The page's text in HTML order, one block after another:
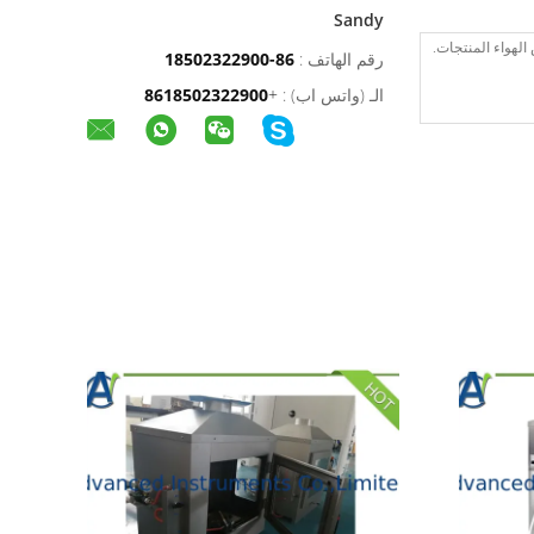
Sandy
رقم الهاتف : 86-18502322900
الـ (واتس اب) : +
8618502322900